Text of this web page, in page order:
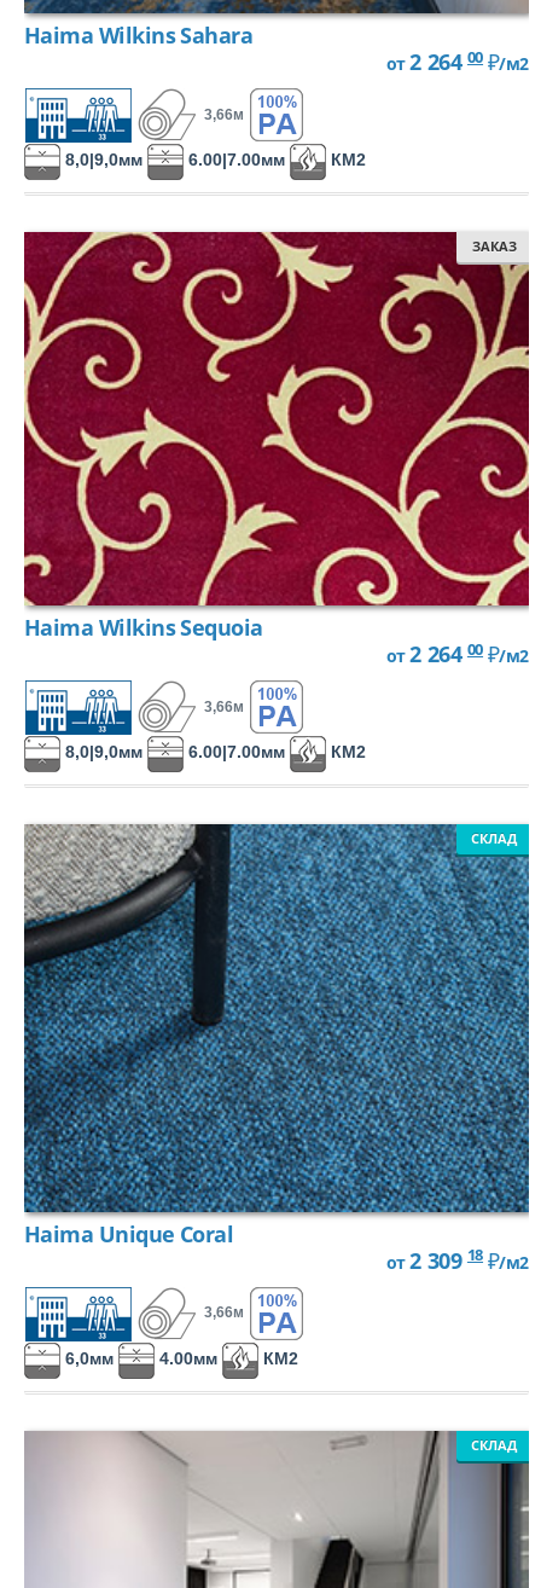
Haima Wilkins Sahara
от2 264 00 ₽/м2
3,66м
8,0|9,0мм 6.00|7.00мм КМ2
ЗАКАЗ
Haima Wilkins Sequoia
от2 264 00 ₽/м2
3,66м
8,0|9,0мм 6.00|7.00мм КМ2
СКЛАД
Haima Unique Coral
от2 309 18 ₽/м2
3,66м
6,0мм 4.00мм КМ2
СКЛАД